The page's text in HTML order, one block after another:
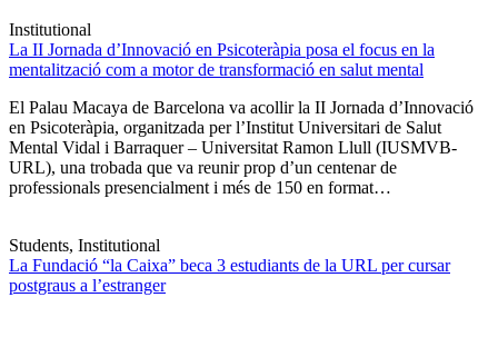
Institutional
La II Jornada d’Innovació en Psicoteràpia posa el focus en la
mentalització com a motor de transformació en salut mental
El Palau Macaya de Barcelona va acollir la II Jornada d’Innovació
en Psicoteràpia, organitzada per l’Institut Universitari de Salut
Mental Vidal i Barraquer – Universitat Ramon Llull (IUSMVB-
URL), una trobada que va reunir prop d’un centenar de
professionals presencialment i més de 150 en format…
Students, Institutional
La Fundació “la Caixa” beca 3 estudiants de la URL per cursar
postgraus a l’estranger